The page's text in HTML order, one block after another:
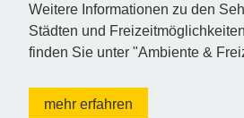
Weitere Informationen zu den
Städten und
finden Sie unter "Ambiente &
mehr erfahren